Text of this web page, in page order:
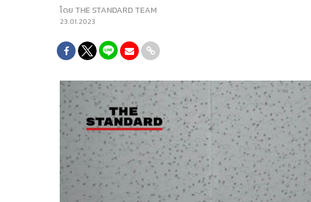
โดย THE STANDARD TEAM
23.01.2023